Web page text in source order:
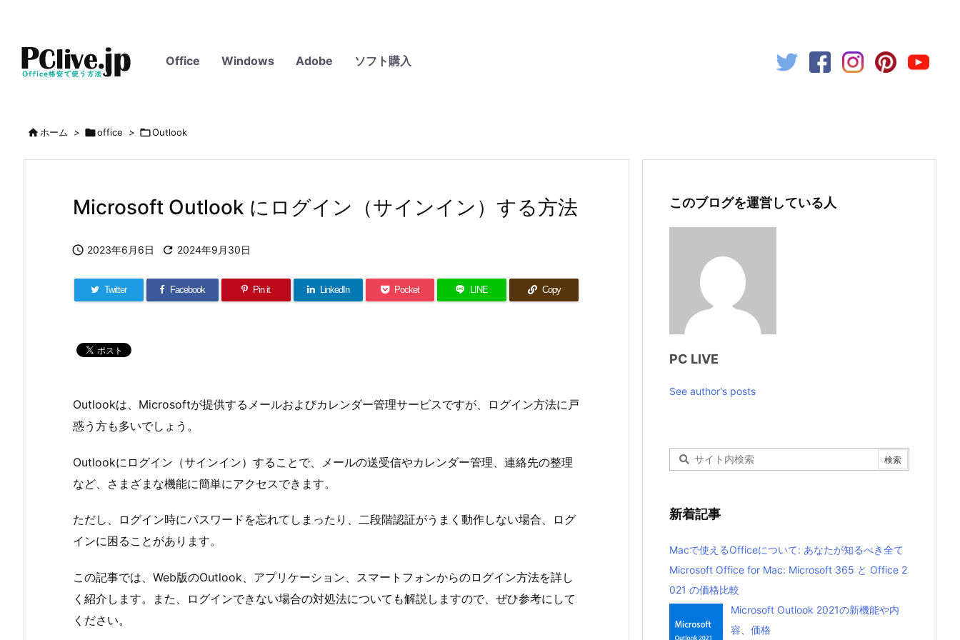
Office Windows Adobe ソフト購入
ホーム > office > Outlook
Microsoft Outlook にログイン（サインイン）する方法
 2023年6月6日  2024年9月30日
Twitter Facebook Pin it LinkedIn Pocket LINE Copy
Outlookは、Microsoftが提供するメールおよびカレンダー管理サービスですが、ログイン方法に戸
惑う方も多いでしょう。
Outlookにログイン（サインイン）することで、メールの送受信やカレンダー管理、連絡先の整理
など、さまざまな機能に簡単にアクセスできます。
ただし、ログイン時にパスワードを忘れてしまったり、二段階認証がうまく動作しない場合、ログ
インに困ることがあります。
この記事では、Web版のOutlook、アプリケーション、スマートフォンからのログイン方法を詳し
く紹介します。また、ログインできない場合の対処法についても解説しますので、ぜひ参考にして
ください。
このブログを運営している人
PC LIVE
See author's posts
新着記事
Macで使えるOfficeについて: あなたが知るべき全て
Microsoft Office for Mac: Microsoft 365 と Office 2
021 の価格比較
Microsoft Outlook 2021の新機能や内
容、価格